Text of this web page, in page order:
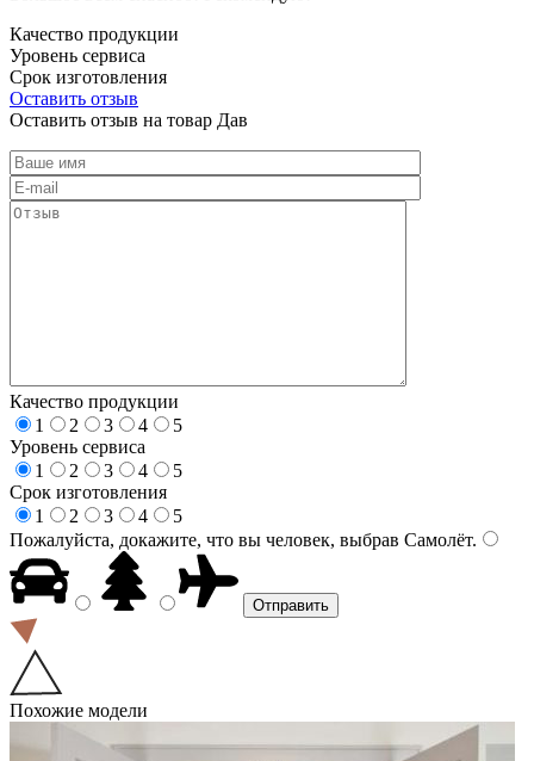
Качество продукции
Уровень сервиса
Срок изготовления
Оставить отзыв
Оставить отзыв на товар Дав
Качество продукции
1
2 3 4
5
Уровень сервиса
1
2 3 4
5
Срок изготовления
1
2 3 4
5
Пожалуйста, докажите, что вы человек, выбрав Самолёт.
Похожие модели